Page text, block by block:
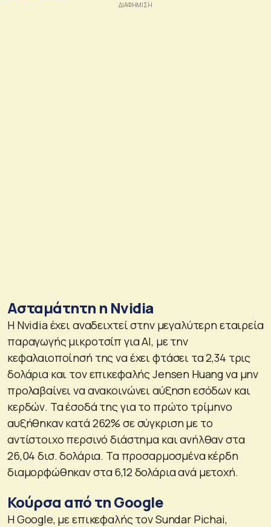
Ασταμάτητη η Nvidia
Η Nvidia έχει αναδειχτεί στην μεγαλύτερη εταιρεία
παραγωγής μικροτσίπ για ΑΙ, με την
κεφαλαιοποίησή της να έχει φτάσει τα 2,34 τρις
δολάρια και τον επικεφαλής Jensen Huang να μην
προλαβαίνει να ανακοινώνει αύξηση εσόδων και
κερδών. Τα έσοδά της για το πρώτο τρίμηνο
αυξήθηκαν κατά 262% σε σύγκριση με το
αντίστοιχο περσινό διάστημα και ανήλθαν στα
26,04 δισ. δολάρια. Τα προσαρμοσμένα κέρδη
διαμορφώθηκαν στα 6,12 δολάρια ανά μετοχή.
Κούρσα από τη Google
Η Google, με επικεφαλής τον Sundar Pichai,